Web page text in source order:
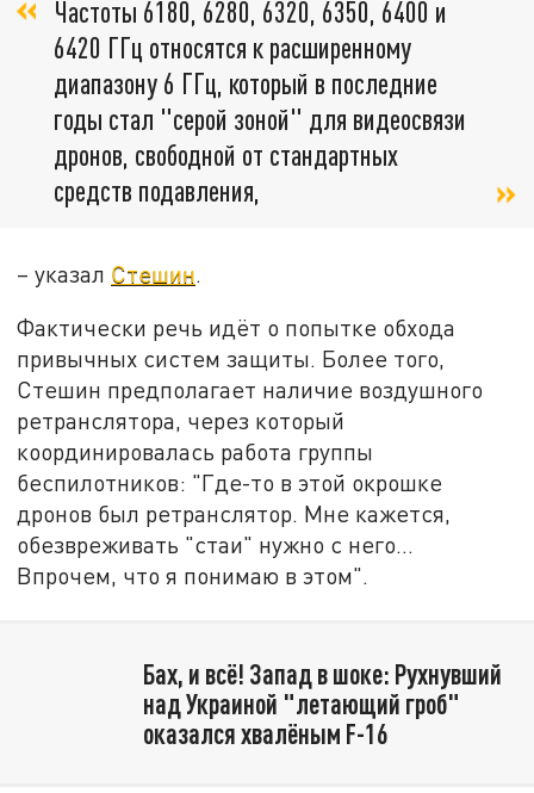
Частоты 6180, 6280, 6320, 6350, 6400 и
6420 ГГц относятся к расширенному
диапазону 6 ГГц, который в последние
годы стал "серой зоной" для видеосвязи
дронов, свободной от стандартных
средств подавления,
– указал Стешин.
Фактически речь идёт о попытке обхода
привычных систем защиты. Более того,
Стешин предполагает наличие воздушного
ретранслятора, через который
координировалась работа группы
беспилотников: "Где-то в этой окрошке
дронов был ретранслятор. Мне кажется,
обезвреживать "стаи" нужно с него…
Впрочем, что я понимаю в этом".
Бах, и всё! Запад в шоке: Рухнувший
над Украиной "летающий гроб"
оказался хвалёным F-16